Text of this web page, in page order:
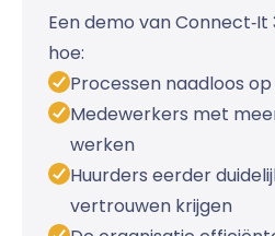
Een demo van
hoe:
Processen naadloos
Medewerkers met
werken
Huurders eerder
vertrouwen krijgen